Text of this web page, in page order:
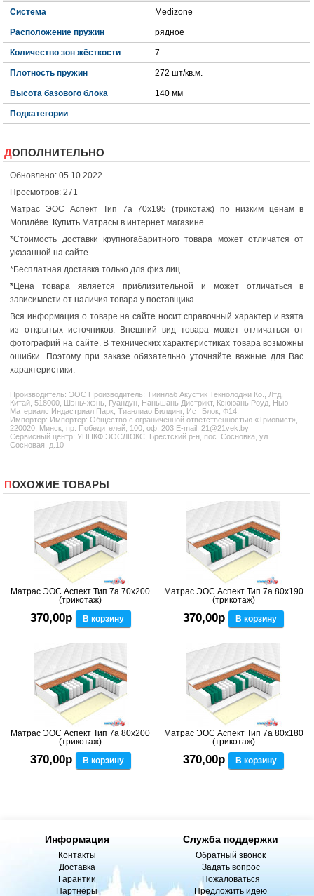
Система Medizone
Расположение пружин рядное
Количество зон жёсткости 7
Плотность пружин 272 шт/кв.м.
Высота базового блока 140 мм
Подкатегории
ДОПОЛНИТЕЛЬНО
Обновлено: 05.10.2022
Просмотров: 271
Матрас ЭОС Аспект Тип 7а 70x195 (трикотаж) по низким ценам в
Могилёве. Купить Матрасы в интернет магазине.
*Стоимость доставки крупногабаритного товара может отличатся от
указанной на сайте
*Бесплатная доставка только для физ лиц.
*Цена товара является приблизительной и может отличаться в
зависимости от наличия товара у поставщика
Вся информация о товаре на сайте носит справочный характер и взята
из открытых источников. Внешний вид товара может отличаться от
фотографий на сайте. В технических характеристиках товара возможны
ошибки. Поэтому при заказе обязательно уточняйте важные для Вас
характеристики.
Производитель: ЭОС Производитель: Тиинлаб Акустик Текнолоджи Ко., Лтд.
Китай, 518000, Шэньчжэнь, Гуандун, Наньшань Дистрикт, Ксююань Роуд, Нью
Материалс Индастриал Парк, Тианлиао Билдинг, Ист Блок, Ф14.
Импортёр: Импортёр: Общество с ограниченной ответственностью «Триовист»,
220020, Минск, пр. Победителей, 100, оф. 203 E-mail: 21@21vek.by
Сервисный центр: УППКФ ЭОСЛЮКС, Брестский р-н, пос. Сосновка, ул.
Сосновая, д.10
ПОХОЖИЕ ТОВАРЫ
Матрас ЭОС Аспект Тип 7а 70x200
(трикотаж)
370,00р В корзину
Матрас ЭОС Аспект Тип 7а 80x190
(трикотаж)
370,00р В корзину
Матрас ЭОС Аспект Тип 7а 80x200
(трикотаж)
370,00р В корзину
Матрас ЭОС Аспект Тип 7а 80x180
(трикотаж)
370,00р В корзину
Информация
Контакты
Доставка
Гарантии
Партнёры
Служба поддержки
Обратный звонок
Задать вопрос
Пожаловаться
Предложить идею